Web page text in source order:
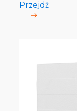
Przejdź